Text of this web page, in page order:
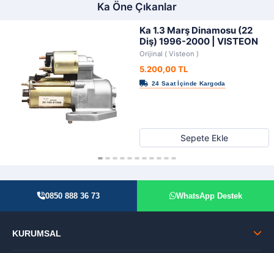
Ka Öne Çıkanlar
Ka 1.3 Marş Dinamosu (22
Diş) 1996-2000 | VISTEON
Orijinal ( Visteon )
5.200,00 TL
Sepete Ekle
0850 888 36 73 WhatsApp Destek
KURUMSAL